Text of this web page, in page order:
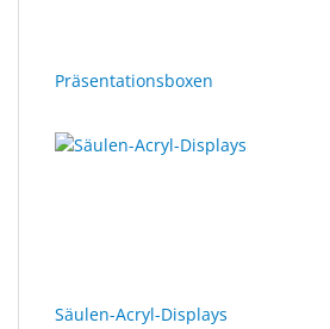
Präsentationsboxen
Säulen-Acryl-Displays